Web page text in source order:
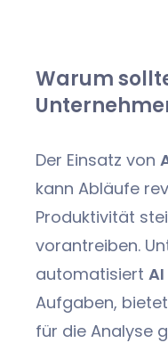
Warum
Der Einsatz von
kann Abläufe
Produktivität
vorantreiben.
automatisiertAI
Aufgaben,
für die Analyse